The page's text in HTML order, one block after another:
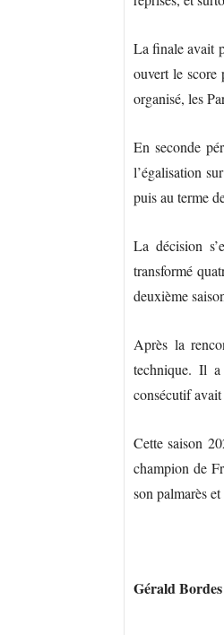
La finale avait
ouvert le score
organisé, les
En seconde
l’égalisation
puis au terme
La décision
transformé
deuxième
Après la
technique. Il
consécutif
Cette saison
champion de
son palmarès
Gérald Bordes